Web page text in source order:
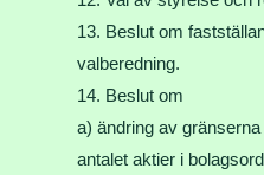
Beslut om
valberedning.
Beslut om
a) ändring av
antalet aktier i